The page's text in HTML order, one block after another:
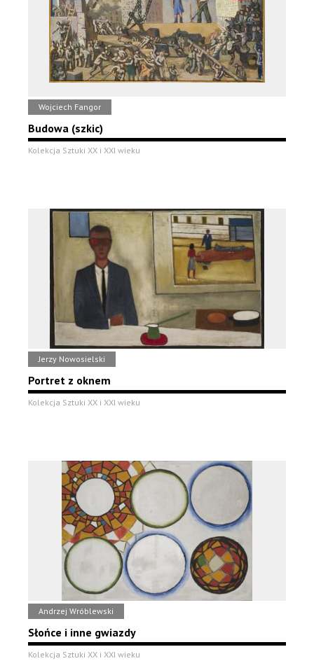
Wojciech Fangor
Budowa (szkic)
Kolekcja Sztuki XX i XXI wieku
Jerzy Nowosielski
Portret z oknem
Kolekcja Sztuki XX i XXI wieku
Andrzej Wróblewski
Słońce i inne gwiazdy
Kolekcja Sztuki XX i XXI wieku